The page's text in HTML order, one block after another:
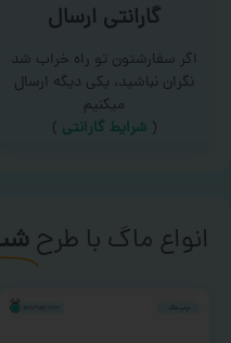
گارانتی ارسال
اگر سفارشتون تو راه خراب شد
نگران نباشید، یکی دیگه ارسال
میکنیم
( شرایط گارانتی )
انواع ماگ با طرح